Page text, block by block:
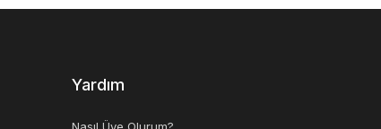
Yardım
Nasıl Üye Olurum?